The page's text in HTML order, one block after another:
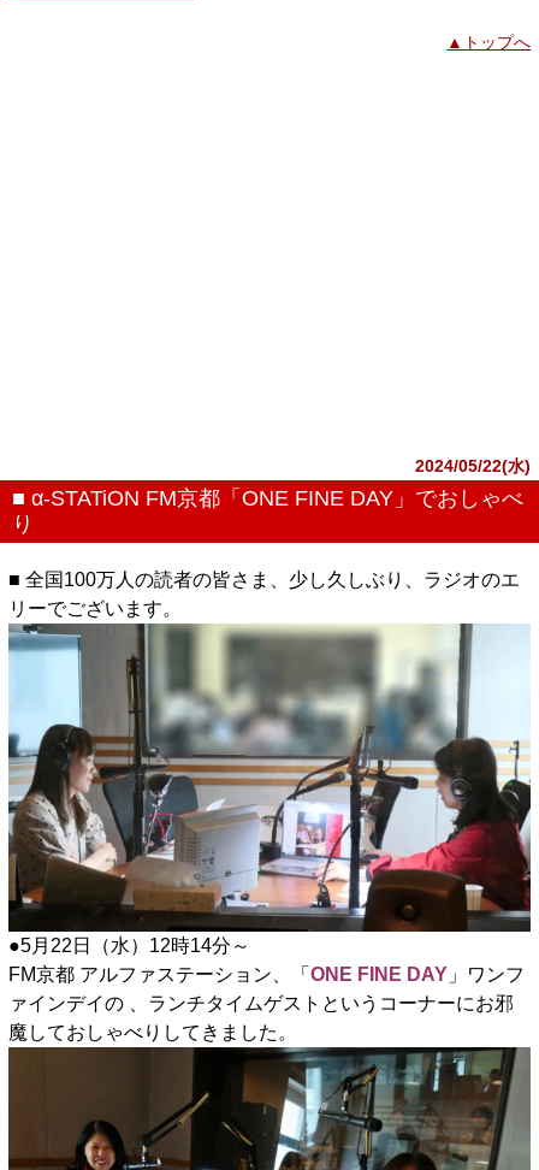
▲トップへ
2024/05/22(水)
■ α-STATiON FM京都「ONE FINE DAY」でおしゃべ
り
■ 全国100万人の読者の皆さま、少し久しぶり、ラジオのエ
リーでございます。
●5月22日（水）12時14分～
FM京都 アルファステーション、「 ONE FINE DAY」ワンフ
ァインデイの 、ランチタイムゲストというコーナーにお邪
魔しておしゃべりしてきました。